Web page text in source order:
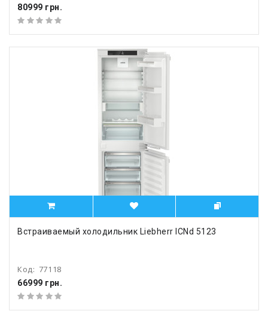
80999 грн.
Встраиваемый холодильник Liebherr ICNd 5123
Код: 77118
66999 грн.